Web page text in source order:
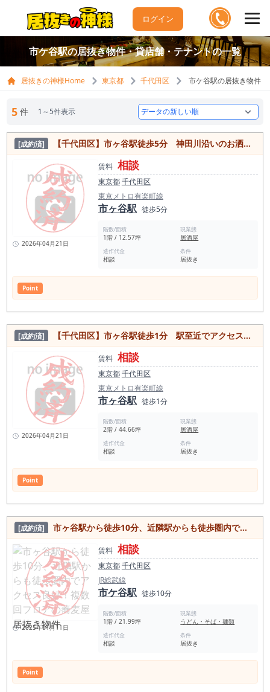
ログイン
市ケ谷駅の居抜き物件・貸店舗・テナントの一覧
居抜きの神様Home 東京都 千代田区 市ケ谷駅の居抜き物件
5 件 1～5件表示
[成約済] 【千代田区】市ヶ谷駅徒歩5分 神田川沿いのお洒落エリア！1階路面居抜き物件
2026年04月21日
賃料 相談
東京都千代田区
東京メトロ有楽町線
市ヶ谷駅 徒歩5分
階数/面積
1階 / 12.57坪
現業態
居酒屋
造作代金
相談
条件
居抜き
Point
[成約済] 【千代田区】市ヶ谷駅徒歩1分 駅至近でアクセス良好！内装美麗な居抜き物件
2026年04月21日
賃料 相談
東京都千代田区
東京メトロ有楽町線
市ヶ谷駅 徒歩1分
階数/面積
2階 / 44.66坪
現業態
居酒屋
造作代金
相談
条件
居抜き
Point
[成約済] 市ヶ谷駅から徒歩10分、近隣駅からも徒歩圏内でアクセス良好！複数回フロアの蕎麦屋居抜き物件
2025年01月11日
賃料 相談
東京都千代田区
JR総武線
市ケ谷駅 徒歩10分
階数/面積
1階 / 21.99坪
現業態
うどん・そば・麺類
造作代金
相談
条件
居抜き
Point